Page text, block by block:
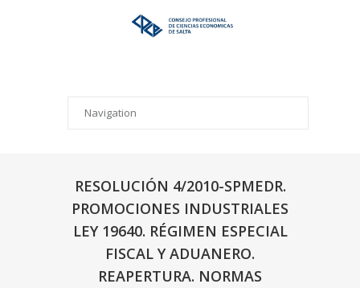
RESOLUCIÓN 4/2010-SPMEDR.
PROMOCIONES INDUSTRIALES
LEY 19640. RÉGIMEN ESPECIAL
FISCAL Y ADUANERO.
REAPERTURA. NORMAS